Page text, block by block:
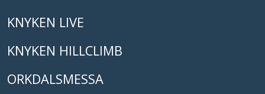
KNYKEN LIVE
KNYKEN HILLCLIMB
ORKDALSMESSA